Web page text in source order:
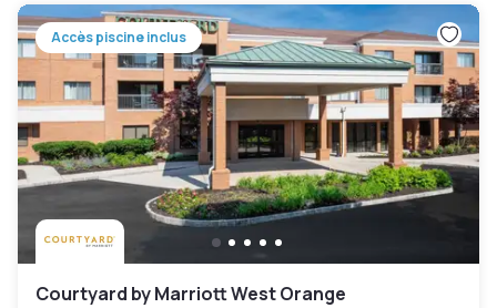
Accès piscine inclus
Courtyard by Marriott West Orange